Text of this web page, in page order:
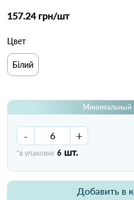
157.24 грн/шт
Цвет
Білий
Минимальный
- +
*в упаковке 6 шт.
Добавить в